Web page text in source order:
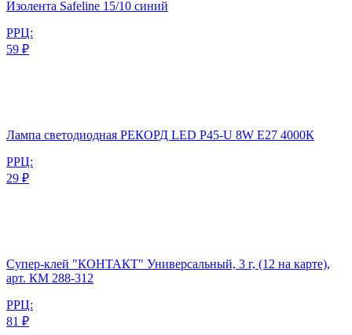
Изолента Safeline 15/10 синий
РРЦ:
59 ₽
Лампа светодиодная РЕКОРД LED P45-U 8W Е27 4000К
РРЦ:
29 ₽
Супер-клей "КОНТАКТ" Универсальный, 3 г, (12 на карте),
арт. КМ 288-312
РРЦ:
81 ₽